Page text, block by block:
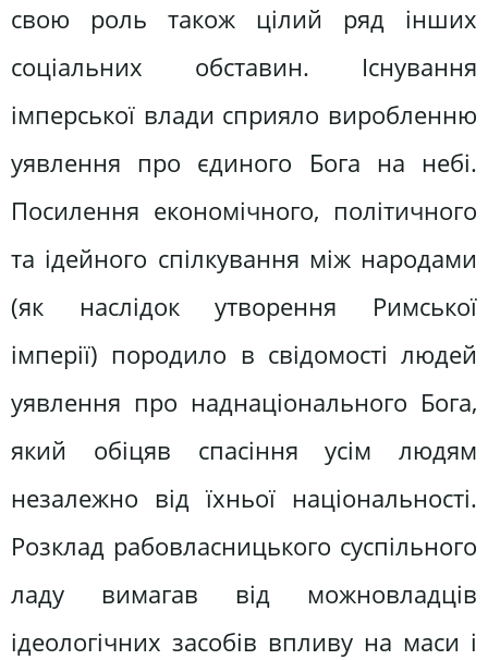
свою роль також цілий ряд інших
соціальних обставин. Існування
імперської влади сприяло виробленню
уявлення про єдиного Бога на небі.
Посилення економічного, політичного
та ідейного спілкування між народами
(як наслідок утворення Римської
імперії) породило в свідомості людей
уявлення про наднаціонального Бога,
який обіцяв спасіння усім людям
незалежно від їхньої національності.
Розклад рабовласницького суспільного
ладу вимагав від можновладців
ідеологічних засобів впливу на маси і